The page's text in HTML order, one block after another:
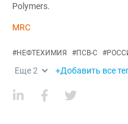
Polymers.
MRC
#НЕФТЕХИМИЯ #ПСВ-С #
Еще2 +Добавить все